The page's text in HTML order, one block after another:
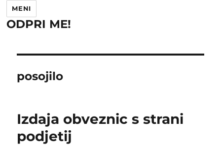
ODPRI ME!
MENI
posojilo
Izdaja obveznic s strani
podjetij